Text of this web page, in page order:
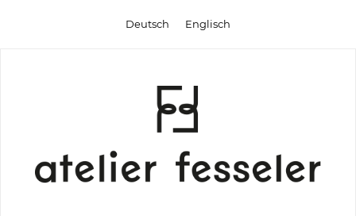
Deutsch Englisch